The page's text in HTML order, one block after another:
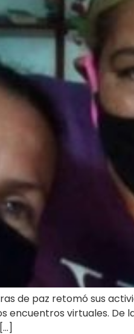
de paz retomó sus
virtuales. De